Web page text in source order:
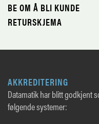
BE OM Å BLI KUNDE
RETURSKJEMA
AKKREDITERING
Datamatik har blitt godkjent
følgende systemer: